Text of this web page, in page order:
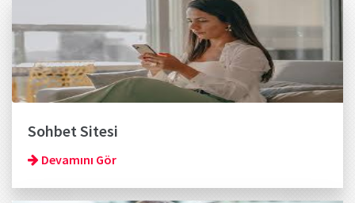
Sohbet Sitesi
Devamını Gör